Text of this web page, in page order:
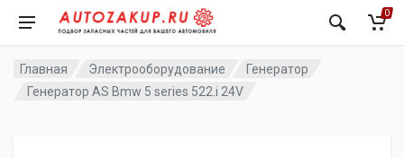
0
Главная Электрооборудование
Генератор
Генератор AS Bmw 5 series 522.i 24V